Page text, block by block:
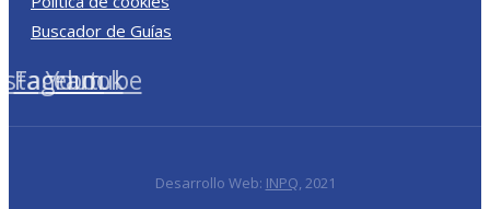
Buscador de Guías
Facebook
Youtube
Desarrollo Web: INPQ, 2021